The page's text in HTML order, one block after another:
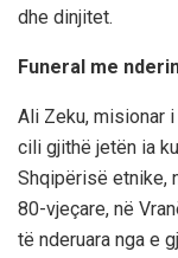
dhe dinjitet.
Funeral me
Ali Zeku, misionar
cili gjithë jetën ia
Shqipërisë etnike,
80-vjeçare, në
të nderuara nga e